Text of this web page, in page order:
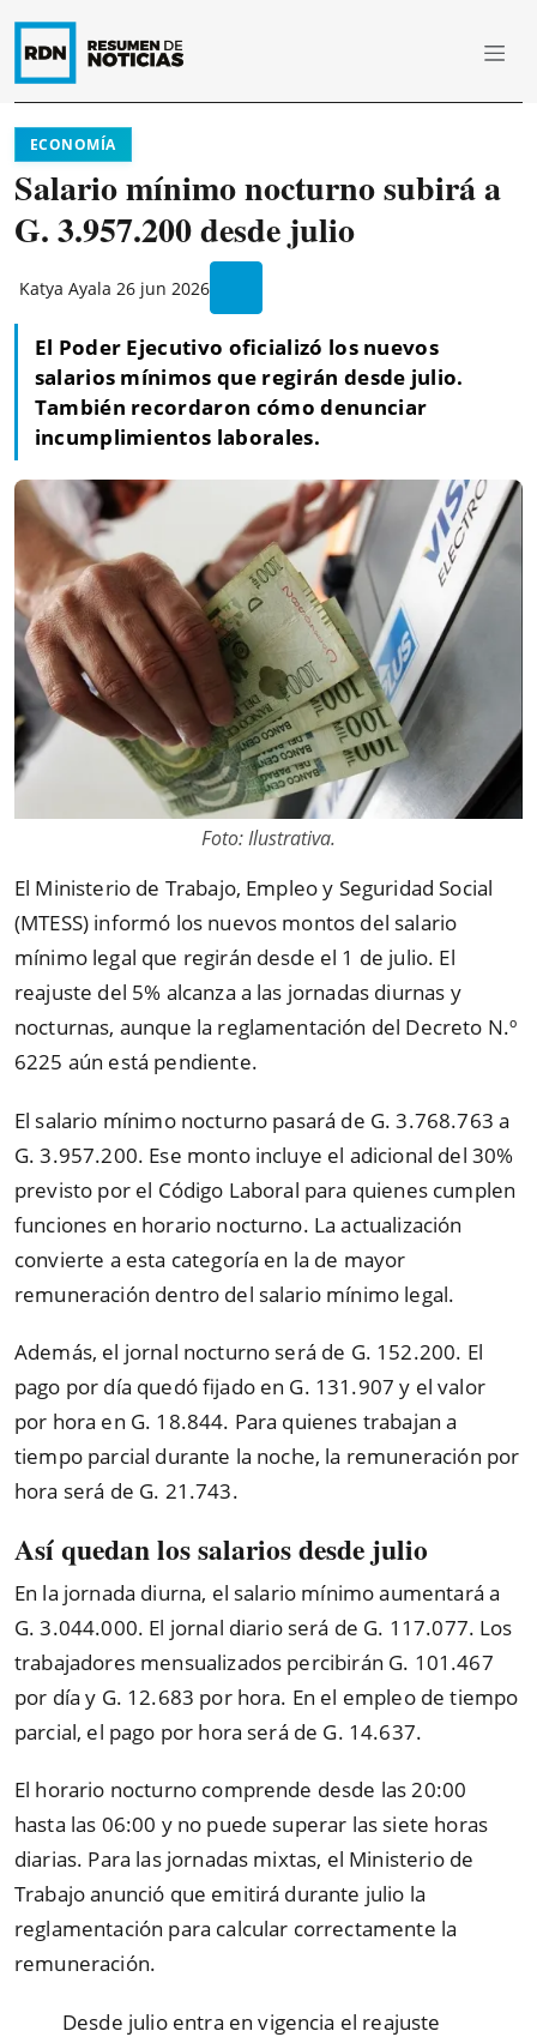
ECONOMÍA
Salario mínimo nocturno subirá a
G. 3.957.200 desde julio
Katya Ayala 26 jun 2026
El Poder Ejecutivo oficializó los nuevos
salarios mínimos que regirán desde julio.
También recordaron cómo denunciar
incumplimientos laborales.
Foto: Ilustrativa.
El Ministerio de Trabajo, Empleo y Seguridad Social
(MTESS) informó los nuevos montos del salario
mínimo legal que regirán desde el 1 de julio. El
reajuste del 5% alcanza a las jornadas diurnas y
nocturnas, aunque la reglamentación del Decreto N.º
6225 aún está pendiente.
El salario mínimo nocturno pasará de G. 3.768.763 a
G. 3.957.200. Ese monto incluye el adicional del 30%
previsto por el Código Laboral para quienes cumplen
funciones en horario nocturno. La actualización
convierte a esta categoría en la de mayor
remuneración dentro del salario mínimo legal.
Además, el jornal nocturno será de G. 152.200. El
pago por día quedó fijado en G. 131.907 y el valor
por hora en G. 18.844. Para quienes trabajan a
tiempo parcial durante la noche, la remuneración por
hora será de G. 21.743.
Así quedan los salarios desde julio
En la jornada diurna, el salario mínimo aumentará a
G. 3.044.000. El jornal diario será de G. 117.077. Los
trabajadores mensualizados percibirán G. 101.467
por día y G. 12.683 por hora. En el empleo de tiempo
parcial, el pago por hora será de G. 14.637.
El horario nocturno comprende desde las 20:00
hasta las 06:00 y no puede superar las siete horas
diarias. Para las jornadas mixtas, el Ministerio de
Trabajo anunció que emitirá durante julio la
reglamentación para calcular correctamente la
remuneración.
Desde julio entra en vigencia el reajuste